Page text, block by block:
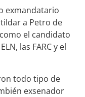
exmandatario
a Petro de
el candidato
las FARC y el
todo tipo de
exsenador